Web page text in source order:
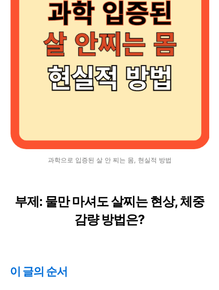
과학으로 입증된 살 안 찌는 몸, 현실적 방법
부제: 물만 마셔도 살찌는 현상, 체중
감량 방법은?
이 글의 순서